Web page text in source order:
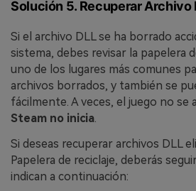
Solución 5. Recuperar Archivo
Si el archivo DLL se ha borrado
sistema, debes revisar la papelera
uno de los lugares más comunes
archivos borrados, y también se
fácilmente. A veces, el juego no se
Steam no inicia.
Si deseas recuperar archivos DLL
Papelera de reciclaje, deberás
indican a continuación: